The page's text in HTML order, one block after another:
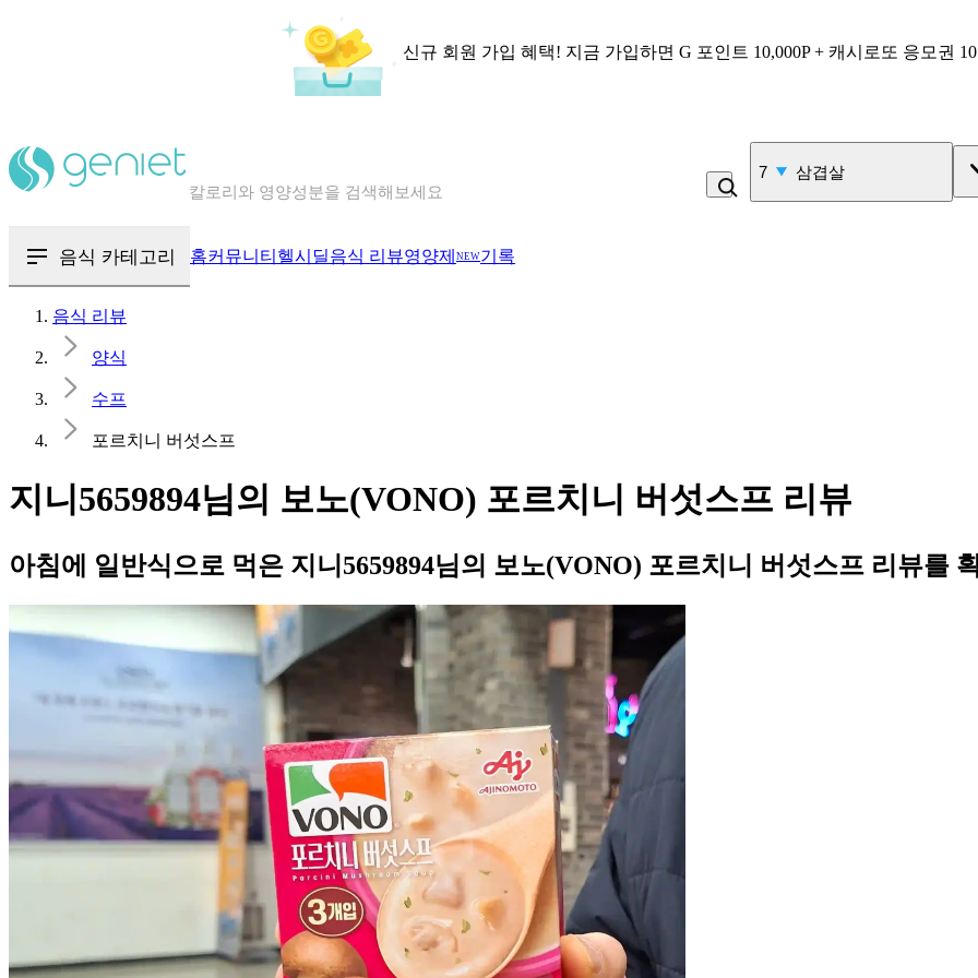
신규 회원 가입 혜택! 지금 가입하면 G 포인트 10,000P + 캐시로또 응모권
혈당 · 다이어트 음식 검색해보세요
7 삼겹살
음식 카테고리 홈커뮤니티 헬시딜음식 리뷰영양제 NEW기록
음식 리뷰
양식
수프
포르치니 버섯스프
지니5659894님의 보노(VONO) 포르치니 버섯스프 리뷰
아침에 일반식으로 먹은 지니5659894님의 보노(VONO) 포르치니 버섯스프 리뷰를